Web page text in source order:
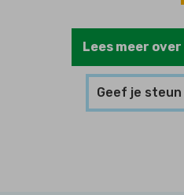
Lees meer
Geef je steun